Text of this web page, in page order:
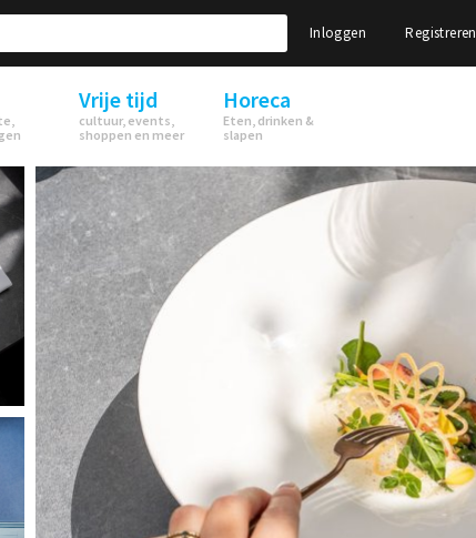
Inloggen Registreren
Vrije tijd
cultuur, events,
shoppen en meer
Horeca
Eten, drinken &
slapen